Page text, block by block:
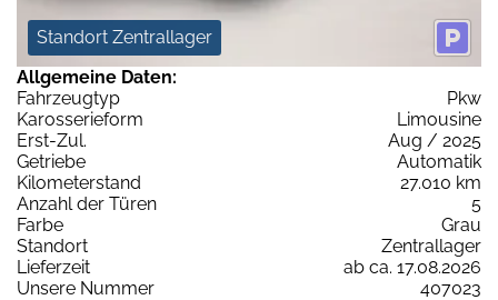
Standort Zentrallager
Allgemeine Daten:
Fahrzeugtyp
Pkw
Karosserieform
Limousine
Erst-Zul.
Aug / 2025
Getriebe
Automatik
Kilometerstand
27.010 km
Anzahl der Türen
5
Farbe
Grau
Standort
Zentrallager
Lieferzeit
ab ca. 17.08.2026
Unsere Nummer
407023